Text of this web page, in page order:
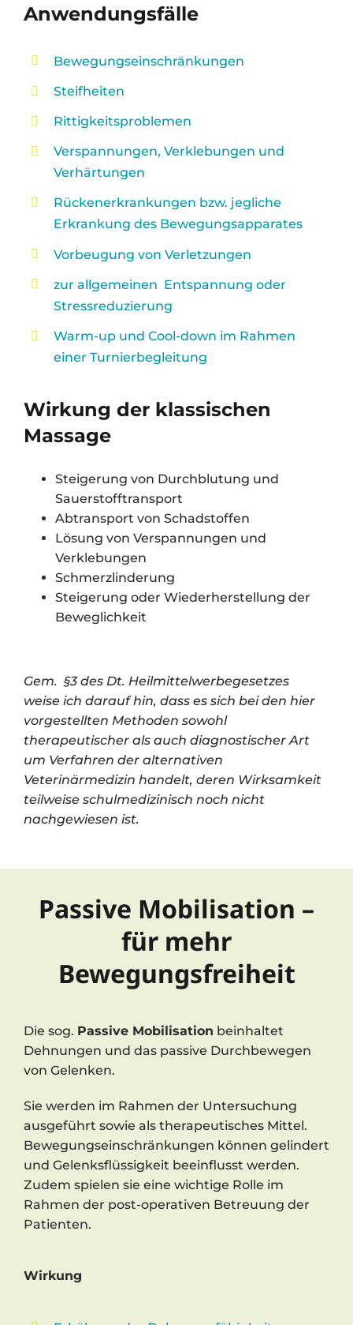
Anwendungsfälle
Bewegungseinschränkungen
Steifheiten
Rittigkeitsproblemen
Verspannungen, Verklebungen und
Verhärtungen
Rückenerkrankungen bzw. jegliche
Erkrankung des Bewegungsapparates
Vorbeugung von Verletzungen
zur allgemeinen Entspannung oder
Stressreduzierung
Warm-up und Cool-down im Rahmen
einer Turnierbegleitung
Wirkung der klassischen
Massage
Steigerung von Durchblutung und
Sauerstofftransport
Abtransport von Schadstoffen
Lösung von Verspannungen und
Verklebungen
Schmerzlinderung
Steigerung oder Wiederherstellung der
Beweglichkeit
Gem. §3 des Dt. Heilmittelwerbegesetzes
weise ich darauf hin, dass es sich bei den hier
vorgestellten Methoden sowohl
therapeutischer als auch diagnostischer Art
um Verfahren der alternativen
Veterinärmedizin handelt, deren Wirksamkeit
teilweise schulmedizinisch noch nicht
nachgewiesen ist.
Passive Mobilisation –
für mehr
Bewegungsfreiheit
Die sog. Passive Mobilisation beinhaltet
Dehnungen und das passive Durchbewegen
von Gelenken.
Sie werden im Rahmen der Untersuchung
ausgeführt sowie als therapeutisches Mittel.
Bewegungseinschränkungen können gelindert
und Gelenksflüssigkeit beeinflusst werden.
Zudem spielen sie eine wichtige Rolle im
Rahmen der post-operativen Betreuung der
Patienten.
Wirkung